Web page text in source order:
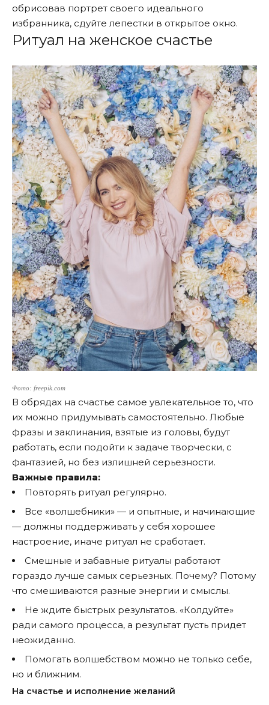
обрисовав портрет своего идеального
избранника, сдуйте лепестки в открытое окно.
Ритуал на женское счастье
Фото: freepik.com
В обрядах на счастье самое увлекательное то, что
их можно придумывать самостоятельно. Любые
фразы и заклинания, взятые из головы, будут
работать, если подойти к задаче творчески, с
фантазией, но без излишней серьезности.
Важные правила:
Повторять ритуал регулярно.
Все «волшебники» — и опытные, и начинающие
— должны поддерживать у себя хорошее
настроение, иначе ритуал не сработает.
Смешные и забавные ритуалы работают
гораздо лучше самых серьезных. Почему? Потому
что смешиваются разные энергии и смыслы.
Не ждите быстрых результатов. «Колдуйте»
ради самого процесса, а результат пусть придет
неожиданно.
Помогать волшебством можно не только себе,
но и ближним.
На счастье и исполнение желаний